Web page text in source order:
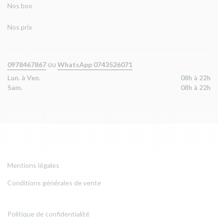
Nos box
Nos prix
0978467867 ou WhatsApp 0743526071
Lun. à Ven.
08h à 22h
Sam.
08h à 22h
Mentions légales
Conditions générales de vente
Politique de confidentialité